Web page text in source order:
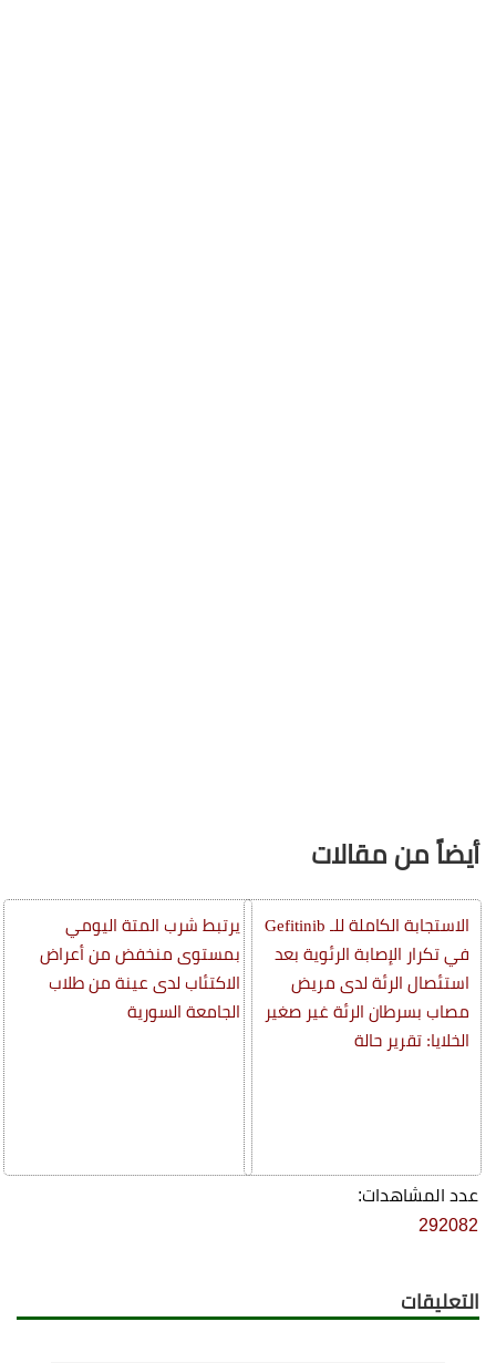
أيضاً من مقالات
الاستجابة الكاملة للـ Gefitinib
في تكرار الإصابة الرئوية بعد
استئصال الرئة لدى مريض
مصاب بسرطان الرئة غير صغير
الخلايا: تقرير حالة
يرتبط شرب المتة اليومي
بمستوى منخفض من أعراض
الاكتئاب لدى عينة من طلاب
الجامعة السورية
عدد المشاهدات:
292082
التعليقات